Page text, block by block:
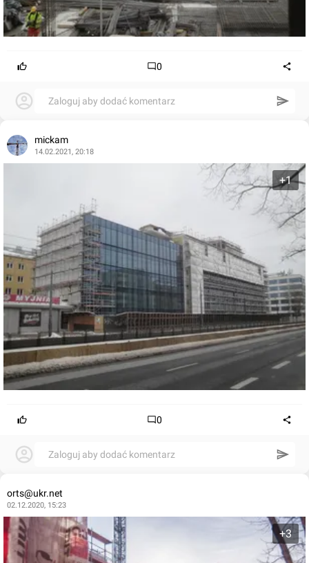
0
Zaloguj aby dodać komentarz
mickam
14.02.2021, 20:18
+1
0
Zaloguj aby dodać komentarz
orts@ukr.net
02.12.2020, 15:23
+3